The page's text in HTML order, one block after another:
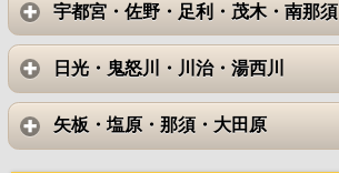
宇都宮・佐野・足利・茂木・南那須
日光・鬼怒川・川治・湯西川
矢板・塩原・那須・大田原